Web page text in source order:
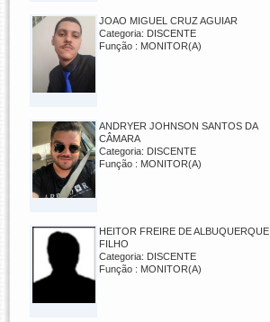
JOAO MIGUEL CRUZ AGUIAR
Categoria: DISCENTE
Função : MONITOR(A)
ANDRYER JOHNSON SANTOS DA
CÂMARA
Categoria: DISCENTE
Função : MONITOR(A)
HEITOR FREIRE DE ALBUQUERQUE
FILHO
Categoria: DISCENTE
Função : MONITOR(A)